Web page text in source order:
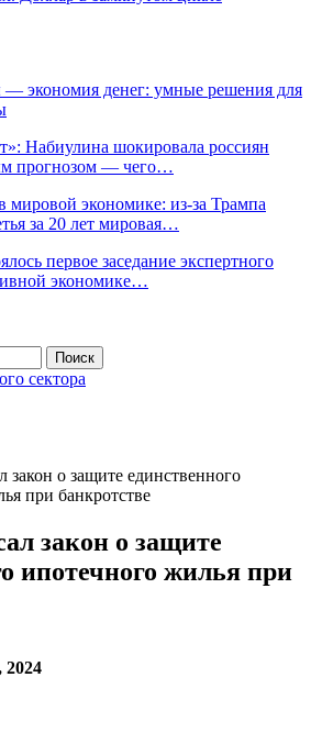
экономия денег: умные решения для
Набиулина шокировала россиян
прогнозом — чего…
мировой экономике: из-за Трампа
за 20 лет мировая…
первое заседание экспертного
экономике…
закон о защите единственного
при банкротстве
закон о защите
ипотечного жилья при
2024